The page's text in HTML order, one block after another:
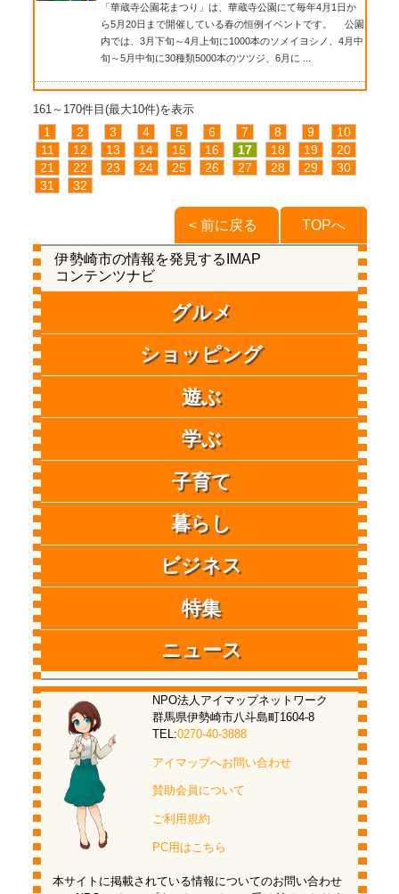
「華蔵寺公園花まつり」は、華蔵寺公園にて毎年4月1日か
ら5月20日まで開催している春の恒例イベントです。 公園
内では、3月下旬～4月上旬に1000本のソメイヨシノ、4月中
旬～5月中旬に30種類5000本のツツジ、6月に ...
161～170件目(最大10件)を表示
1 2 3 4 5 6 7 8 9
10
11
12 13 14 15 16 17 18 19
20
21
22 23 24 25 26 27 28 29
30
31
32
TOPへ
< 前に戻る
伊勢崎市の情報を発見するIMAP
コンテンツナビ
グルメ
ショッピング
遊ぶ
学ぶ
子育て
暮らし
ビジネス
特集
ニュース
NPO法人アイマップネットワーク
群馬県伊勢崎市八斗島町1604-8
TEL:0270-40-3888
アイマップへお問い合わせ
賛助会員について
ご利用規約
PC用はこちら
本サイトに掲載されている情報についてのお問い合わせ